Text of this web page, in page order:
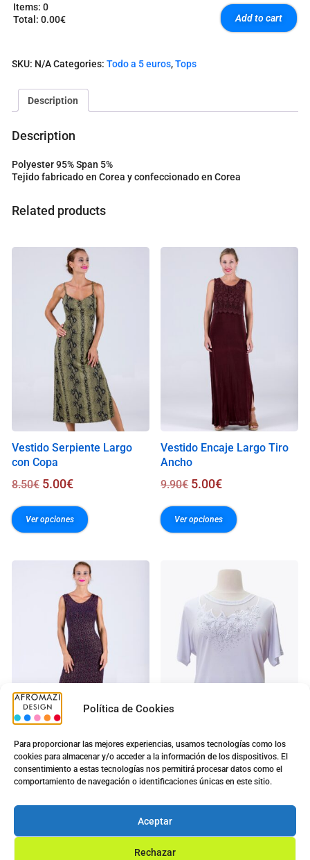
Política de Cookies
Para proporcionar las mejores experiencias, usamos tecnologías como los
cookies para almacenar y/o acceder a la información de los dispositivos. El
consentimiento a estas tecnologías nos permitirá procesar datos como el
comportamiento de navegación o identificaciones únicas en este sitio.
Aceptar
Rechazar
Items: 0
Total : 0.00€
e
o
t
o
a
Add to cart
SKU: N/ACategories: Todo a 5 euros,Tops
Description
Description
Polyester 95% Span 5%
Tejido fabricado en Corea y confeccionado en Corea
Related products
Vestido Serpiente Largo
con Copa
8.50€ 5.00€
Ver opciones
Vestido Encaje Largo Tiro
Ancho
9.90€ 5.00€
Ver opciones
Vestido Largo Noche
9.00€ 5.00€
Camiseta Bordada Talla
XXXL